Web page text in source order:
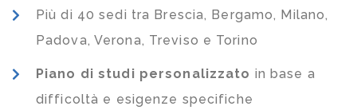
Più di 40 sedi tra Brescia, Bergamo, Milano,
Padova, Verona, Treviso e Torino
Piano di studi personalizzato in base a
difficoltà e esigenze specifiche